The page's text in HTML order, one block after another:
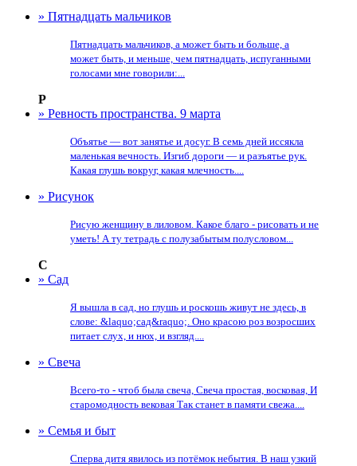
» Пятнадцать мальчиков
Пятнадцать мальчиков, а может быть и больше, а
может быть, и меньше, чем пятнадцать, испуганными
голосами мне говорили:...
Р
» Ревность пространства. 9 марта
Объятье — вот занятье и досуг. В семь дней иссякла
маленькая вечность. Изгиб дороги — и разъятье рук.
Какая глушь вокруг, какая млечность....
» Рисунок
Рисую женщину в лиловом. Какое благо - рисовать и не
уметь! А ту тетрадь с полузабытым полусловом...
С
» Сад
Я вышла в сад, но глушь и роскошь живут не здесь, в
слове: &laquo;сад&raquo;. Оно красою роз возросших
питает слух, и нюх, и взгляд....
» Свеча
Всего-то - чтоб была свеча, Свеча простая, восковая, И
старомодность вековая Так станет в памяти свежа....
» Семья и быт
Сперва дитя явилось из потёмок небытия. В наш узкий